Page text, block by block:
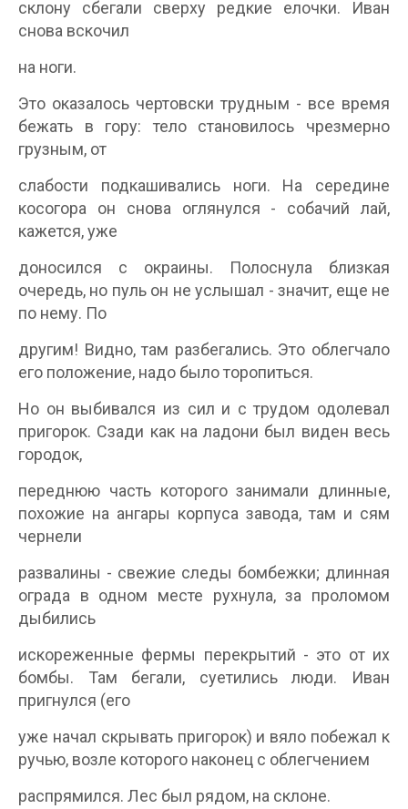
склону сбегали сверху редкие елочки. Иван
снова вскочил
на ноги.
Это оказалось чертовски трудным - все время
бежать в гору: тело становилось чрезмерно
грузным, от
слабости подкашивались ноги. На середине
косогора он снова оглянулся - собачий лай,
кажется, уже
доносился с окраины. Полоснула близкая
очередь, но пуль он не услышал - значит, еще не
по нему. По
другим! Видно, там разбегались. Это облегчало
его положение, надо было торопиться.
Но он выбивался из сил и с трудом одолевал
пригорок. Сзади как на ладони был виден весь
городок,
переднюю часть которого занимали длинные,
похожие на ангары корпуса завода, там и сям
чернели
развалины - свежие следы бомбежки; длинная
ограда в одном месте рухнула, за проломом
дыбились
искореженные фермы перекрытий - это от их
бомбы. Там бегали, суетились люди. Иван
пригнулся (его
уже начал скрывать пригорок) и вяло побежал к
ручью, возле которого наконец с облегчением
распрямился. Лес был рядом, на склоне.